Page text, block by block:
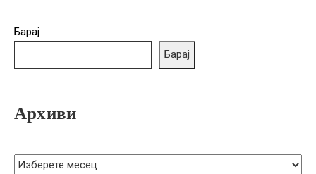
Барај
Барај
Архиви